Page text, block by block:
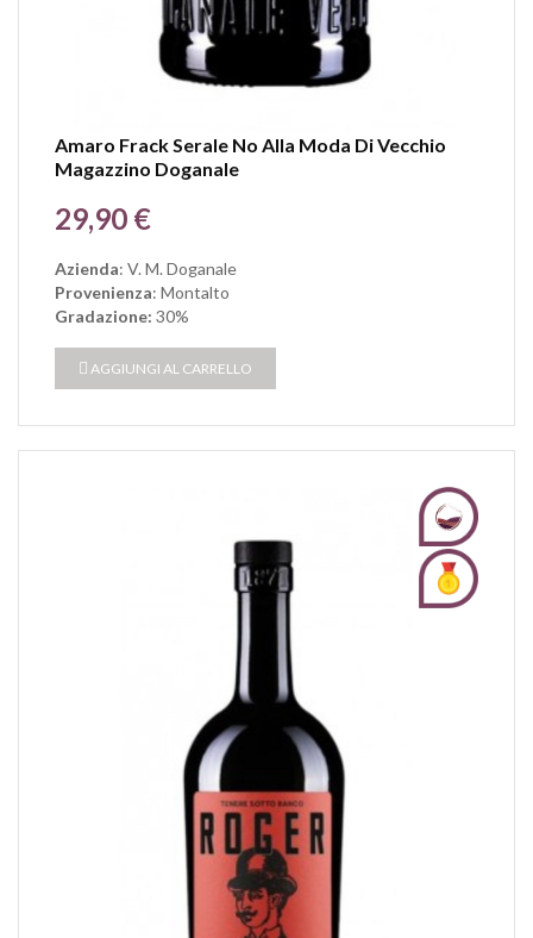
Amaro Frack Serale No Alla Moda Di Vecchio
Magazzino Doganale
Prezzo
29,90 €
Azienda: V. M. Doganale
Provenienza: Montalto
Gradazione: 30%
AGGIUNGI AL CARRELLO